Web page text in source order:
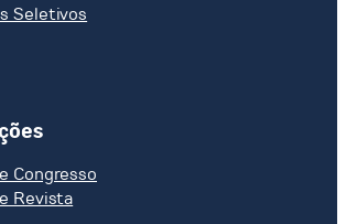
Seletivos
Congresso
Revista